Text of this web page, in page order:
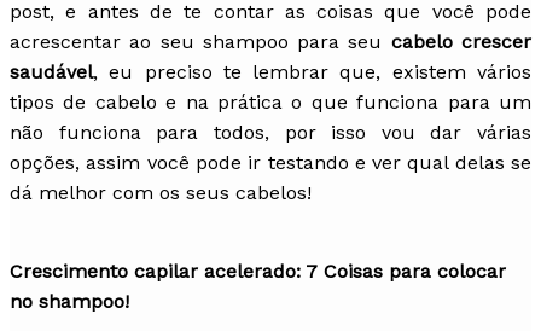
post, e antes de te contar as coisas que você pode
acrescentar ao seu shampoo para seu cabelo crescer
saudável, eu preciso te lembrar que, existem vários
tipos de cabelo e na prática o que funciona para um
não funciona para todos, por isso vou dar várias
opções, assim você pode ir testando e ver qual delas se
dá melhor com os seus cabelos!
Crescimento capilar acelerado: 7 Coisas para colocar
no shampoo!